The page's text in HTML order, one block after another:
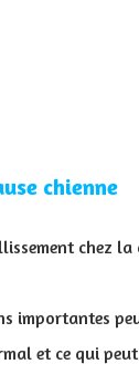
chienne
chez
importantes
et ce qui